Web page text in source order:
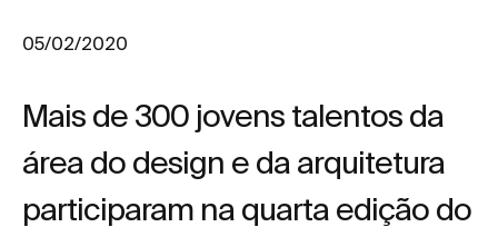
05/02/2020
Mais de 300 jovens talentos da
área do design e da arquitetura
participaram na quarta edição do